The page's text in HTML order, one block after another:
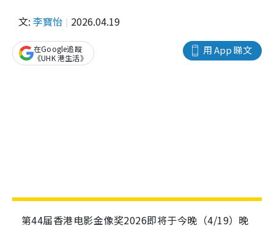
文: 李寶怡 2026.04.19
用 App 睇文
在Google追蹤
《UHK 港生活》
第44届香港电影金像奖2026即将于今晚（4/19）晚